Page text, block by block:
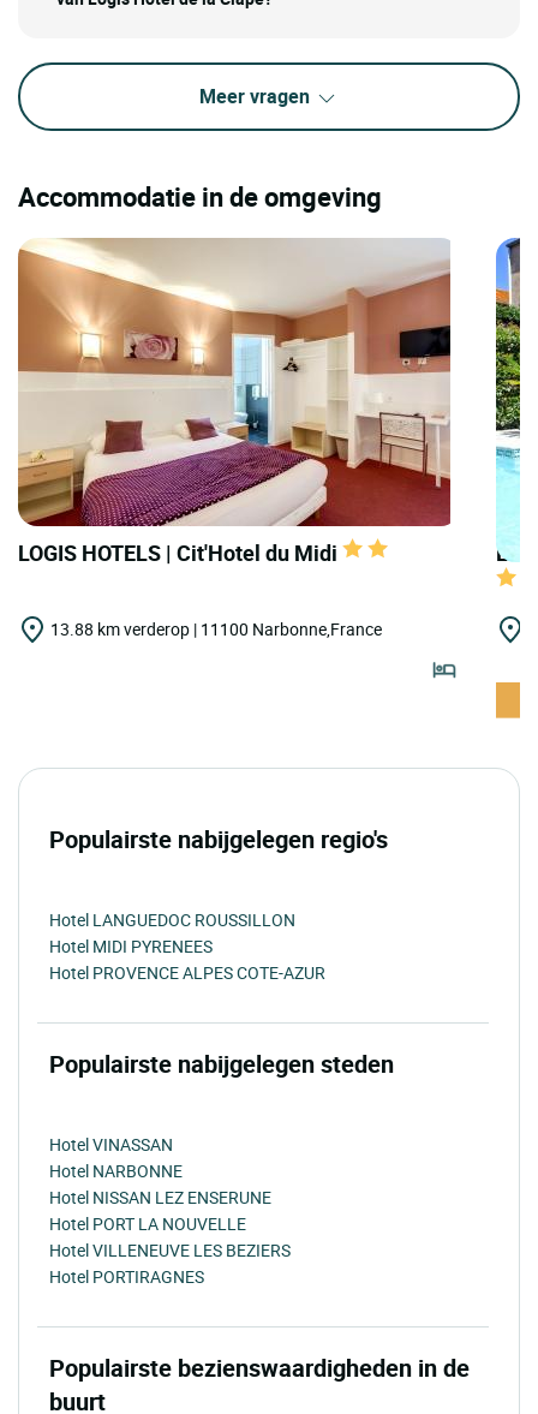
Meer vragen
Accommodatie in de omgeving
LOGIS HOTELS | Cit'Hotel du Midi
13.88 km verderop | 11100 Narbonne,France
Populairste nabijgelegen regio's
Hotel LANGUEDOC ROUSSILLON
Hotel MIDI PYRENEES
Hotel PROVENCE ALPES COTE-AZUR
Populairste nabijgelegen steden
Hotel VINASSAN
Hotel NARBONNE
Hotel NISSAN LEZ ENSERUNE
Hotel PORT LA NOUVELLE
Hotel VILLENEUVE LES BEZIERS
Hotel PORTIRAGNES
Populairste bezienswaardigheden in de
buurt